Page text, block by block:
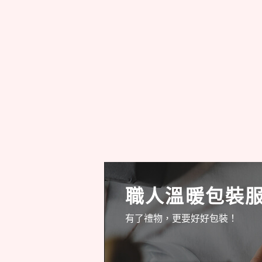
職人溫暖包裝
有了禮物，更要好好包裝！